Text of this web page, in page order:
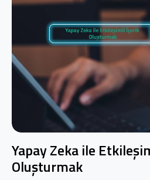
Yapay Zeka ile
Oluşturmak